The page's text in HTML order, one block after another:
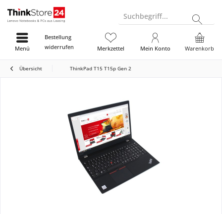
Suchbegriff...
Bestellung
widerrufen
Warenkorb
Merkzettel Mein Konto
Menü
Übersicht ThinkPad T15 T15p Gen 2